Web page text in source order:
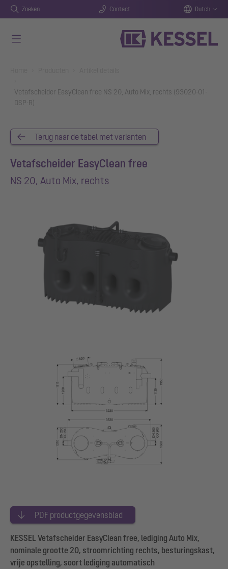
Zoeken Contact Dutch
Vetafscheider EasyClean free NS 20, Auto Mix, rechts (93020-01-
DSP-R)
Terug naar de tabel met varianten
Vetafscheider EasyClean free
NS 20, Auto Mix, rechts
PDF productgegevensblad
KESSEL Vetafscheider EasyClean free, lediging Auto Mix,
nominale grootte 20, stroomrichting rechts, besturingskast,
vrije opstelling, soort lediging automatisch